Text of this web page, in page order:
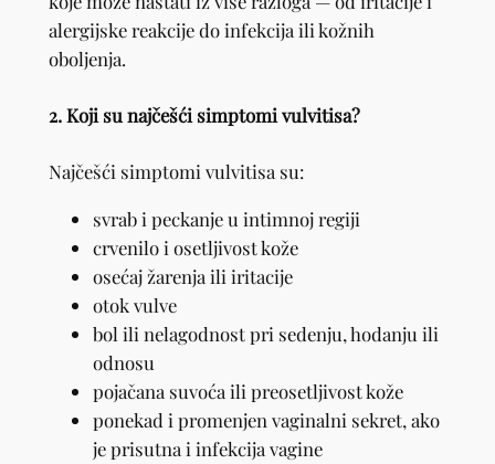
alergijske reakcije do infekcija ili kožnih
oboljenja.
2. Koji su najčešći simptomi vulvitisa?
Najčešći simptomi vulvitisa su:
svrab i peckanje u intimnoj regiji
crvenilo i osetljivost kože
osećaj žarenja ili iritacije
otok vulve
bol ili nelagodnost pri sedenju, hodanju ili
odnosu
pojačana suvoća ili preosetljivost kože
ponekad i promenjen vaginalni sekret, ako
je prisutna i infekcija vagine